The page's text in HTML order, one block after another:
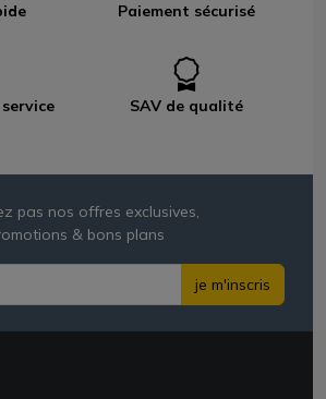
Paiement sécurisé
SAV de qualité
pas nos offres exclusives,
& bons plans
je m'inscris